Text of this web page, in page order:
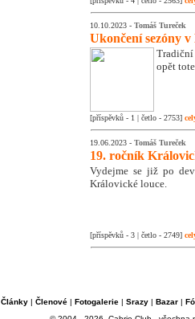
10.10.2023 - Tomáš Tureček
Ukončení sezóny v
opět
[příspěvků - 1 | četlo - 2753]
19.06.2023 - Tomáš Tureček
19. ročník
Vydejme se již po
Královické louce.
[příspěvků - 3 | četlo - 2749]
Články| Členové| Fotogalerie| Srazy| Bazar|